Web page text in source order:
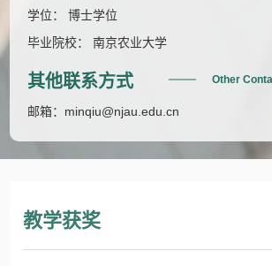
学位： 博士学位
毕业院校： 南京农业大学
其他联系方式 Other
邮箱： minqiu@njau.edu.cn
教学获奖